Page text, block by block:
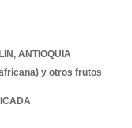
, ANTIOQUIA
y otros frutos